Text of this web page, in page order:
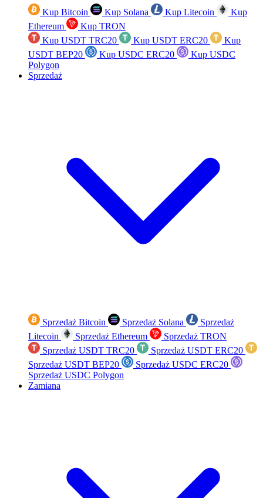
Kup Bitcoin Kup Solana Kup Litecoin
Kup
Ethereum
Kup TRON
Kup USDT TRC20
Kup USDT ERC20
Kup
USDT BEP20
Kup USDC ERC20
Kup USDC
Polygon
Sprzedaż
Sprzedaż Bitcoin Sprzedaż Solana
Sprzedaż
Litecoin
Sprzedaż Ethereum
Sprzedaż TRON
Sprzedaż USDT TRC20
Sprzedaż USDT ERC20
Sprzedaż USDT BEP20
Sprzedaż USDC ERC20
Sprzedaż USDC Polygon
Zamiana